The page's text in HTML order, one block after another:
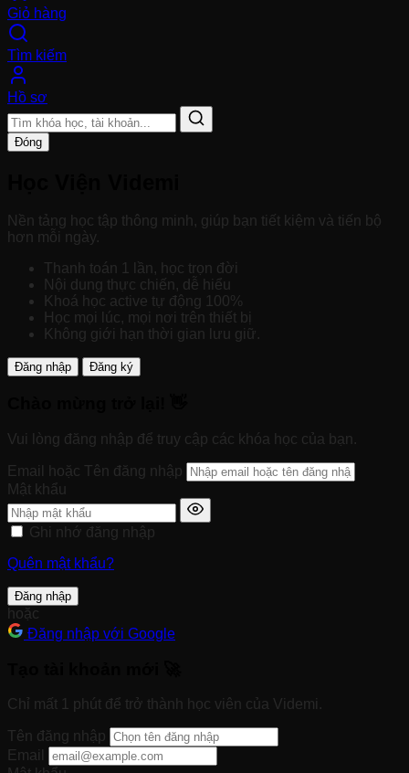
Giỏ hàng
Tìm kiếm
Hồ sơ
Đóng
Nền tảng học tập thông minh, giúp bạn tiết kiệm và tiến bộ
hơn mỗi ngày.
Thanh toán 1 lần, học trọn đời
Nội dung thực chiến, dễ hiểu
Khoá học active tự động 100%
Học mọi lúc, mọi nơi trên thiết bị
Không giới hạn thời gian lưu giữ.
Đăng nhập Đăng ký
Vui lòng đăng nhập để truy cập các khóa học của bạn.
Email hoặc Tên đăng nhập
Mật khẩu
Ghi nhớ đăng nhập
Quên mật khẩu?
Đăng nhập
hoặc
Đăng nhập với Google
Chỉ mất 1 phút để trở thành học viên của Videmi.
Tên đăng nhập
Email